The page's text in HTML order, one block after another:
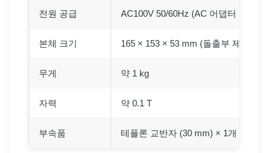
전원 공급 AC100V 50/60Hz (AC 어댑터 포함),
본체 크기 165 × 153 × 53 mm (돌출부 제외)
무게 약 1 kg
자력 약 0.1 T
부속품 테플론 교반자 (30 mm) × 1개